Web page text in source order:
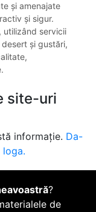
și amenajate
și sigur.
utilizând servicii
și gustări,
site-uri
informație. Da-
?
de